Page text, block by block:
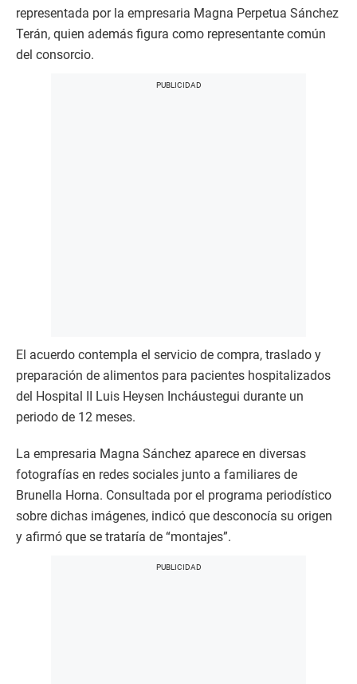
representada por la empresaria Magna Perpetua Sánchez
Terán, quien además figura como representante común
del consorcio.
El acuerdo contempla el servicio de compra, traslado y
preparación de alimentos para pacientes hospitalizados
del Hospital II Luis Heysen Incháustegui durante un
periodo de 12 meses.
La empresaria Magna Sánchez aparece en diversas
fotografías en redes sociales junto a familiares de
Brunella Horna. Consultada por el programa periodístico
sobre dichas imágenes, indicó que desconocía su origen
y afirmó que se trataría de “montajes”.